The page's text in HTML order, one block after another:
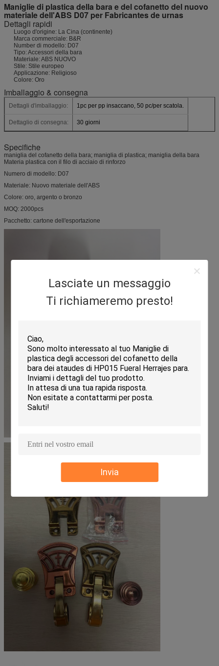
Lasciate un messaggio
Ti richiameremo presto!
Invia
Maniglie di plastica della bara e del cofanetto del nuovo
materiale dell'ABS D07 per Fabricantes de urnas
Dettagli rapidi
Luogo d'origine: La Cina (continente)
Marca commerciale: B&R
Number di modello: D07
Tipo: Accessori della bara
Materiale: ABS NUOVO
Stile: Stile europeo
Applicazione: Religioso
Colore: Oro
Imballaggio & consegna
Dettagli d'imballaggio: 1pc per pp insaccano, 50 pc/per scatola.
Dettaglio di consegna: 30 giorni
Specifiche
maniglia del cofanetto della bara; maniglia di plastica; maniglia della bara
Materia plastica con il filo di acciaio di rinforzo
Numero di modello: D07
Materiale: Nuovo materiale dell'ABS
Colore: oro, argento o bronzo
MOQ: 2000pcs
Pacchetto: cartone dell'esportazione